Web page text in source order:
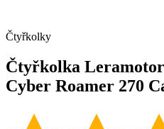
Čtyřkolky
Čtyřkolka
Cyber Roamer 270